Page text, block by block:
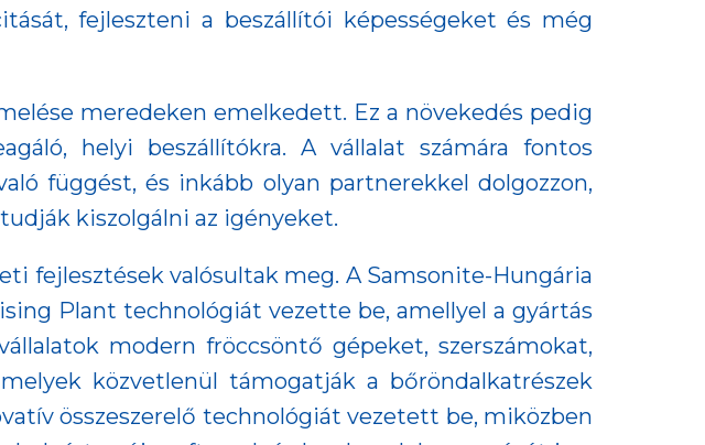
fejleszteni a beszállítói képességeket és még
meredeken emelkedett. Ez a növekedés pedig
helyi beszállítókra. A vállalat számára fontos
függést, és inkább olyan partnerekkel dolgozzon,
kiszolgálni az igényeket.
fejlesztések valósultak meg. A Samsonite-Hungária
Plant technológiát vezette be, amellyel a gyártás
modern fröccsöntő gépeket, szerszámokat,
közvetlenül támogatják a bőröndalkatrészek
összeszerelő technológiát vezetett be, miközben